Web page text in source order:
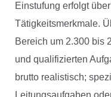
Einstufung erfolgt
Tätigkeitsmerkmale.
Bereich um 2.300 bis
und qualifizierten
brutto realistisch;